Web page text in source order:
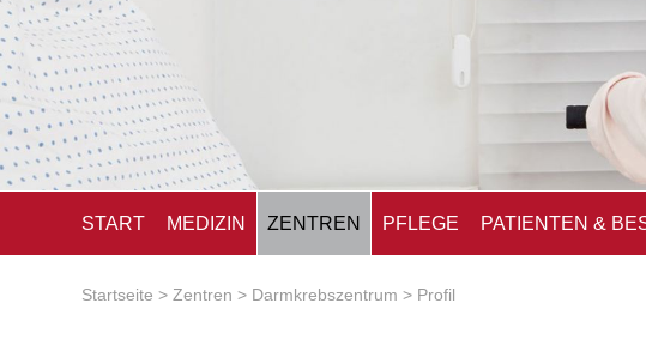
START MEDIZIN ZENTREN PFLEGE PATIENTEN &
Startseite Zentren Darmkrebszentrum Profil